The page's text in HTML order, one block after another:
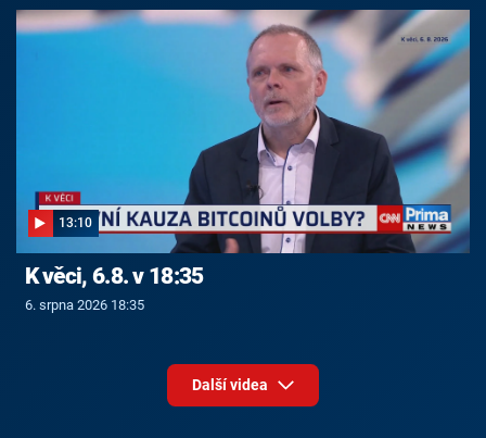
13:10
K věci, 6.8. v 18:35
6. srpna 2026 18:35
Další videa